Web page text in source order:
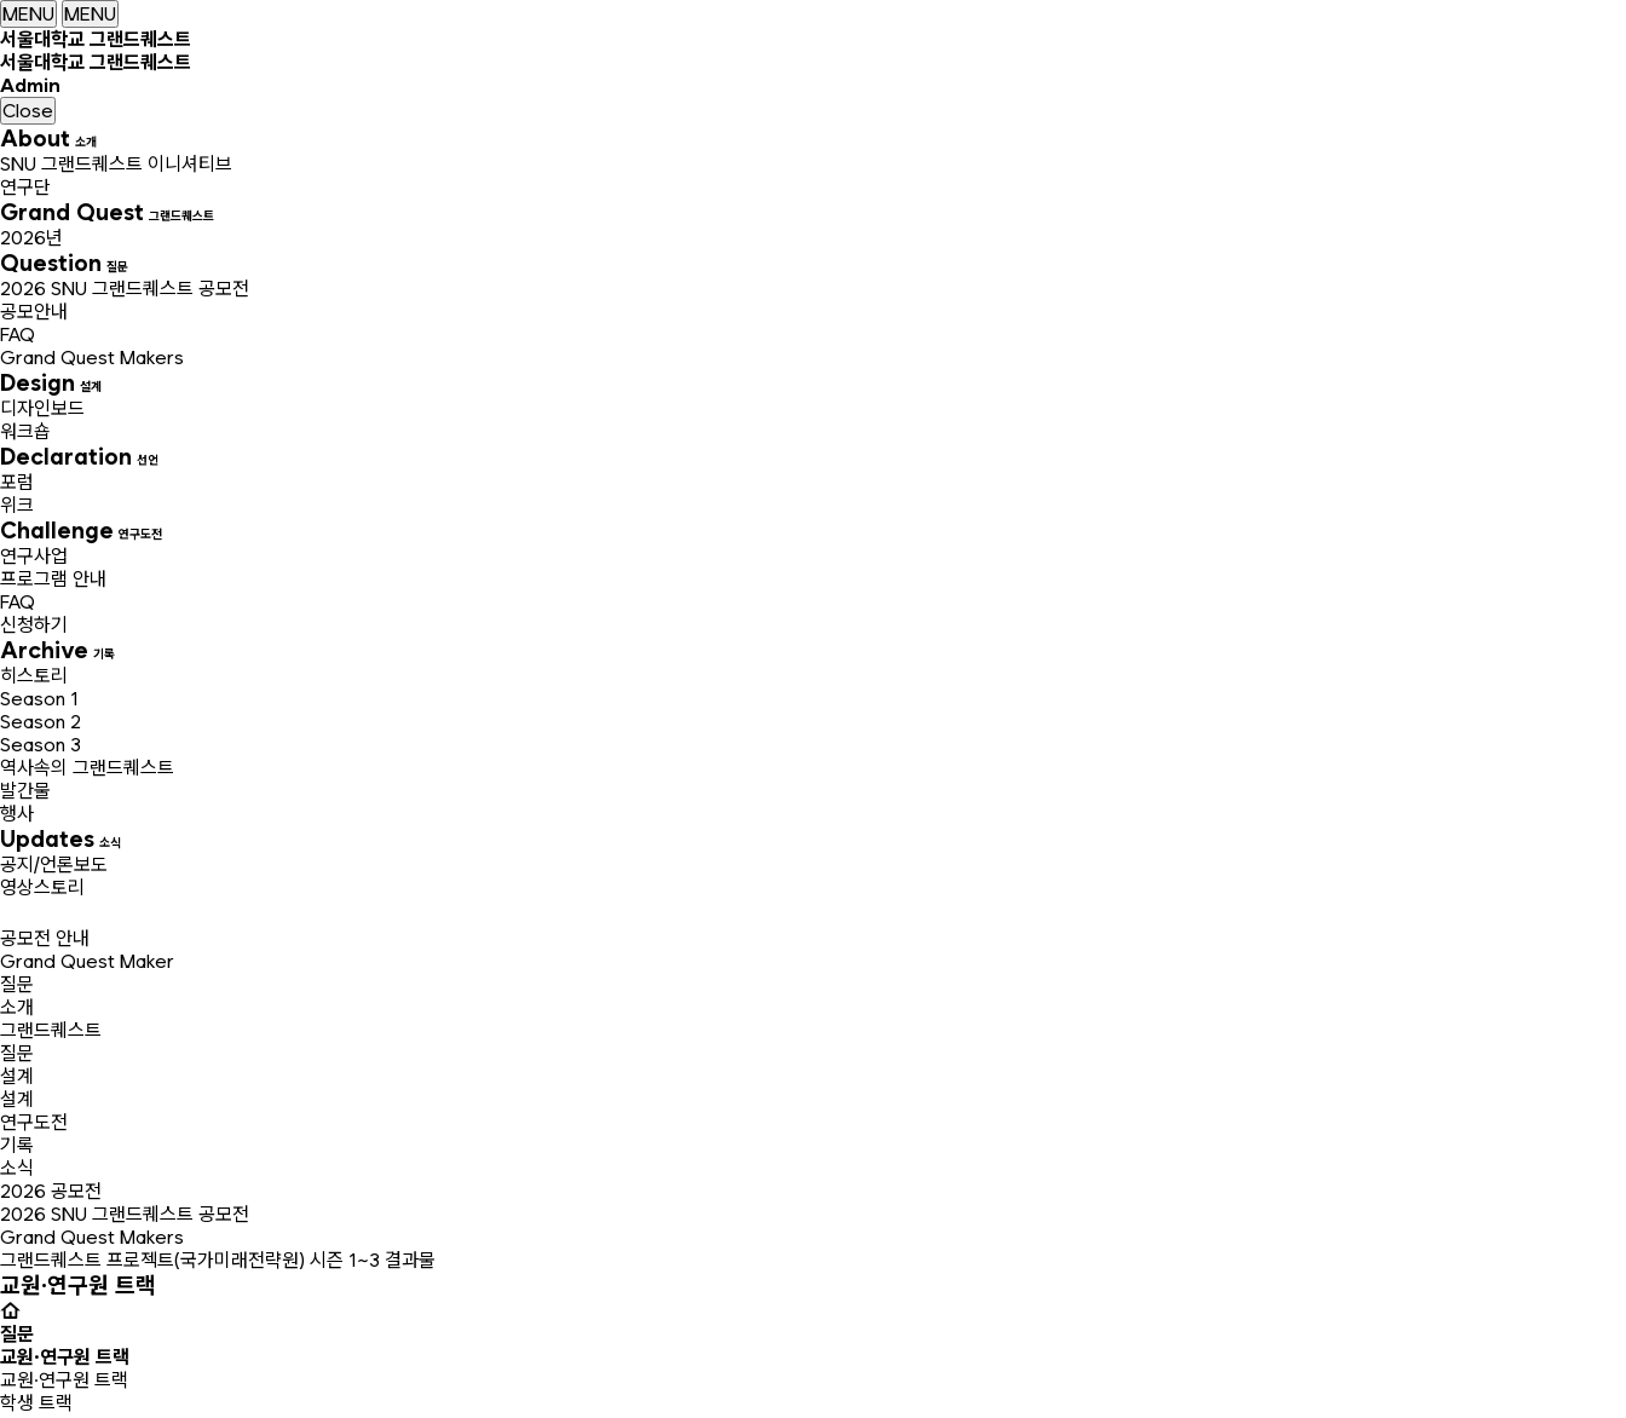
MENU MENU
서울대학교 그랜드퀘스트
서울대학교 그랜드퀘스트
Admin
Close
About 소개
SNU 그랜드퀘스트 이니셔티브
연구단
Grand Quest 그랜드퀘스트
2026년
Question 질문
2026 SNU 그랜드퀘스트 공모전
공모안내
FAQ
Grand Quest Makers
Design 설계
디자인보드
워크숍
Declaration 선언
포럼
위크
Challenge 연구도전
연구사업
프로그램 안내
FAQ
신청하기
Archive 기록
히스토리
Season 1
Season 2
Season 3
역사속의 그랜드퀘스트
발간물
행사
Updates 소식
공지/언론보도
영상스토리
공모전 안내
Grand Quest Maker
질문
소개
그랜드퀘스트
질문
설계
설계
연구도전
기록
소식
2026 공모전
2026 SNU 그랜드퀘스트 공모전
Grand Quest Makers
그랜드퀘스트 프로젝트(국가미래전략원) 시즌 1~3 결과물
교원·연구원 트랙
질문
교원·연구원 트랙
교원·연구원 트랙
학생 트랙